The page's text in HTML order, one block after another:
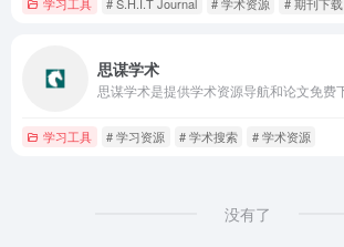
思谋学术
学习工具 # 学习资源 # 学术搜索 # 学术资源
没有了